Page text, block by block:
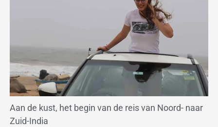
Aan de kust, het begin van de reis van Noord- naar
Zuid-India